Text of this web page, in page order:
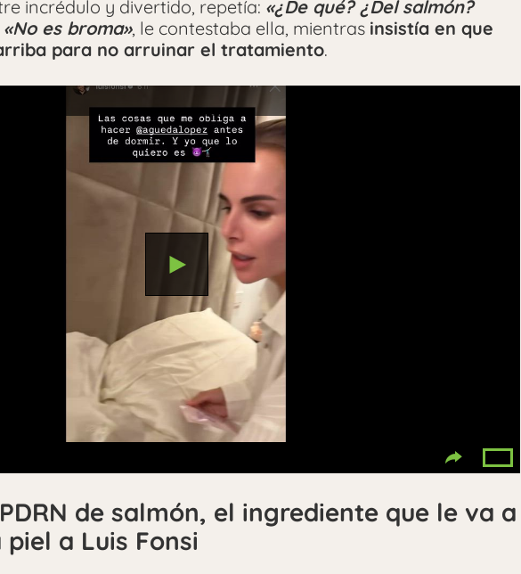
incrédulo y divertido, repetía: «¿De qué? ¿Del salmón?
«No es broma», le contestaba ella, mientras insistía en que
para no arruinar el tratamiento.
de salmón, el ingrediente que le va a
a Luis Fonsi